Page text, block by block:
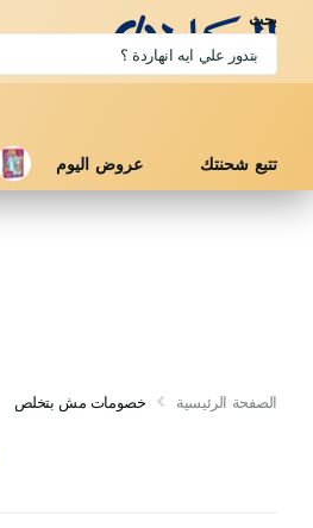
بحث
تتبع شحنتك عروض اليوم
الصفحة الرئيسية خصومات مش بتخلص